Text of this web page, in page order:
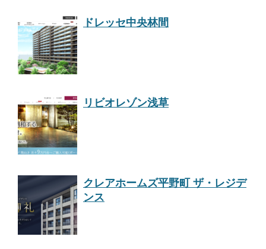
ドレッセ中央林間
リビオレゾン浅草
クレアホームズ平野町 ザ・レジデ
ンス